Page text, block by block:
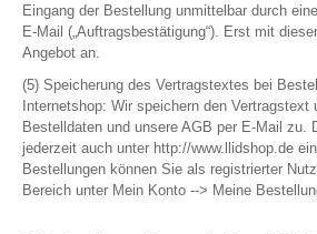
Eingang der Bestellung unmittelbar durch
E-Mail („Auftragsbestätigung“). Erst mit
Angebot an.
(5) Speicherung des Vertragstextes bei
Internetshop: Wir speichern den Vertragstext
Bestelldaten und unsere AGB per E-Mail zu.
jederzeit auch unter http://www.llidshop.de
Bestellungen können Sie als registrierter
Bereich unter Mein Konto --> Meine